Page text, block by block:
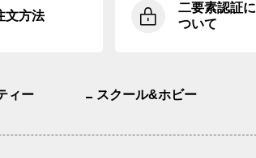
文方法
二要素認証に
ついて
ィー スクール&ホビー